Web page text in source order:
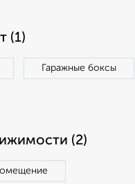
(1)
Гаражные боксы
(2)